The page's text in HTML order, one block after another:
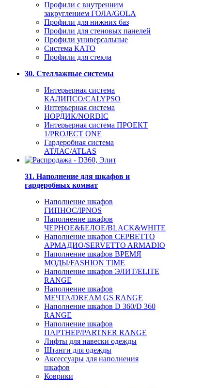
Профили с внутренним
закруглением ГОЛА/GOLA
Профили для нижних баз
Профили для стеновых панелей
Профили универсальные
Система КАТО
Профили для стекла
30. Стеллажные системы
Интерьерная система
КАЛИПСО/CALYPSO
Интерьерная система
НОРДИК/NORDIC
Интерьерная система ПРОЕКТ
1/PROJECT ONE
Гардеробная система
АТЛАС/ATLAS
31. Наполнение для шкафов и
гардеробных комнат
Наполнение шкафов
ГИПНОС/IPNOS
Наполнение шкафов
ЧЕРНОЕ&БЕЛОЕ/BLACK&WHITE
Наполнение шкафов СЕРВЕТТО
АРМАДИО/SERVETTO ARMADIO
Наполнение шкафов ВРЕМЯ
МОДЫ/FASHION TIME
Наполнение шкафов ЭЛИТ/ELITE
RANGE
Наполнение шкафов
МЕЧТА/DREAM GS RANGE
Наполнение шкафов D 360/D 360
RANGE
Наполнение шкафов
ПАРТНЕР/PARTNER RANGE
Лифты для навески одежды
Штанги для одежды
Аксессуары для наполнения
шкафов
Коврики